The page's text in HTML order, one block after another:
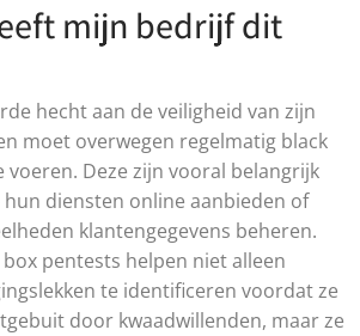
mijn bedrijf dit
hecht aan de veiligheid van zijn
moet overwegen regelmatig black
Deze zijn vooral belangrijk
diensten online aanbieden of
klantengegevens beheren.
pentests helpen niet alleen
te identificeren voordat ze
door kwaadwillenden, maar ze